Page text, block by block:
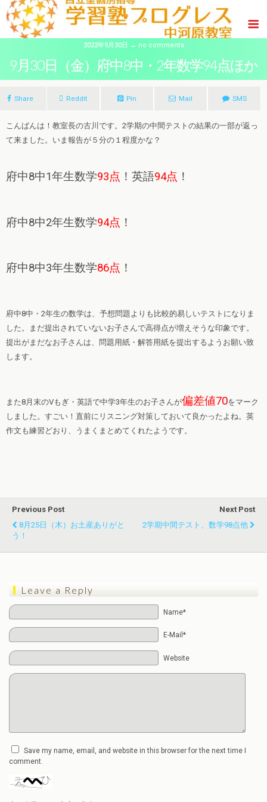
2022年9月30日 ↔ no comments
9月30日（金）府中8中・2年数学94点ほか
Share Reddit Pin Mail SMS
こんばんは！教室長の古川です。2学期の中間テストの結果の一部が返っ
て来ました。いま報告が５分の１程度かな？
府中8中1年生数学93点 ！英語94点 ！
府中8中2年生数学94点 ！
府中8中3年生数学86点 ！
府中8中・2年生の数学は、予想問題よりも比較的易しいテストになりま
した。まだ提出されていないお子さんで高得点が増えそうな印象です。
提出がまだなお子さんは、問題用紙・解答用紙を提出するようお願い致
します。
また8月末のVもぎ・英語で中学3年生のお子さんが偏差値70をマーク
しました。すごい！直前にリスニング対策しておいて良かったよね。英
作文も練習どおり、うまくまとめてくれたようです。
Previous Post
8月25日（木）お土産ありがと
う！
Next Post
2学期中間テスト、数学98点他
Leave a Reply
Name*
E-Mail*
Website
Save my name, email, and website in this browser for the next time I
comment.